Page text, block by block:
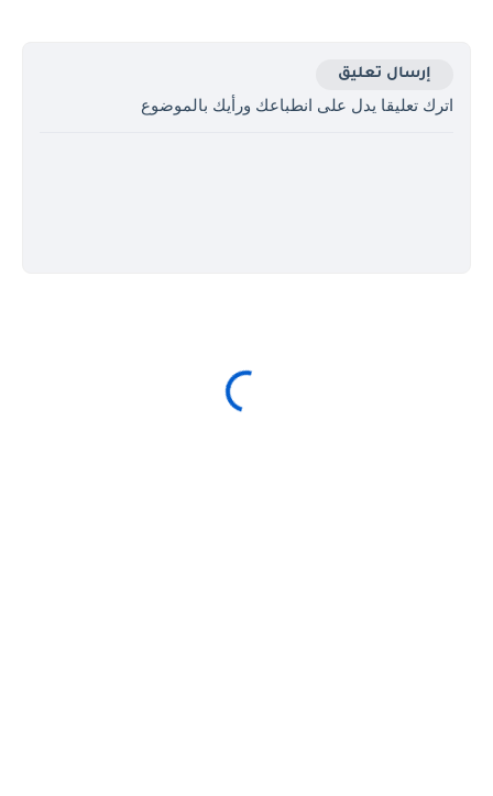
إرسال تعليق
اترك تعليقا يدل على انطباعك ورأيك بالموضوع